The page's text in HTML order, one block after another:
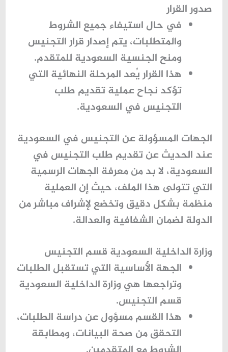
صدور القرار
في حال استيفاء جميع الشروط
والمتطلبات، يتم إصدار قرار التجنيس
ومنح الجنسية السعودية للمتقدم.
هذا القرار يُعد المرحلة النهائية التي
تؤكد نجاح عملية تقديم طلب
التجنيس في السعودية.
الجهات المسؤولة عن التجنيس في السعودية
عند الحديث عن تقديم طلب التجنيس في
السعودية، لا بد من معرفة الجهات الرسمية
التي تتولى هذا الملف، حيث إن العملية
منظمة بشكل دقيق وتخضع لإشراف مباشر من
الدولة لضمان الشفافية والعدالة.
وزارة الداخلية السعودية قسم التجنيس
الجهة الأساسية التي تستقبل الطلبات
وتراجعها هي وزارة الداخلية السعودية
قسم التجنيس.
هذا القسم مسؤول عن دراسة الطلبات،
التحقق من صحة البيانات، ومطابقة